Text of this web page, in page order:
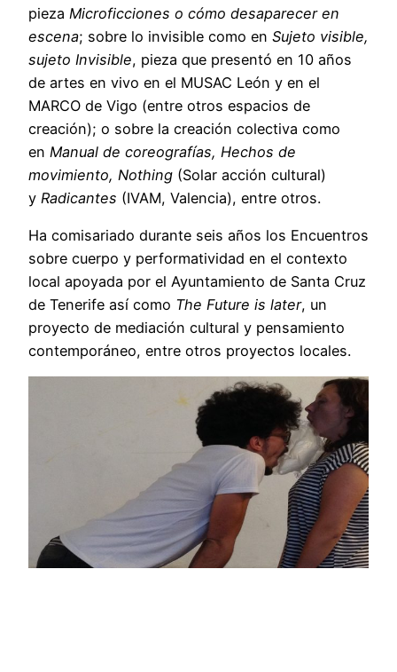
pieza Microficciones o cómo desaparecer en
escena; sobre lo invisible como en Sujeto visible,
sujeto Invisible, pieza que presentó en 10 años
de artes en vivo en el MUSAC León y en el
MARCO de Vigo (entre otros espacios de
creación); o sobre la creación colectiva como
en Manual de coreografías, Hechos de
movimiento, Nothing (Solar acción cultural)
y Radicantes (IVAM, Valencia), entre otros.
Ha comisariado durante seis años los Encuentros
sobre cuerpo y performatividad en el contexto
local apoyada por el Ayuntamiento de Santa Cruz
de Tenerife así como The Future is later, un
proyecto de mediación cultural y pensamiento
contemporáneo, entre otros proyectos locales.